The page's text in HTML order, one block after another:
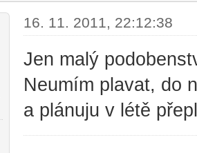
16. 11. 2011, 22:12:38
Jen malý
Neumím plavat, do
a plánuju v létě